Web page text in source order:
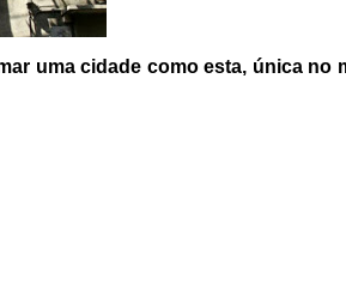
uma cidade como esta, única no